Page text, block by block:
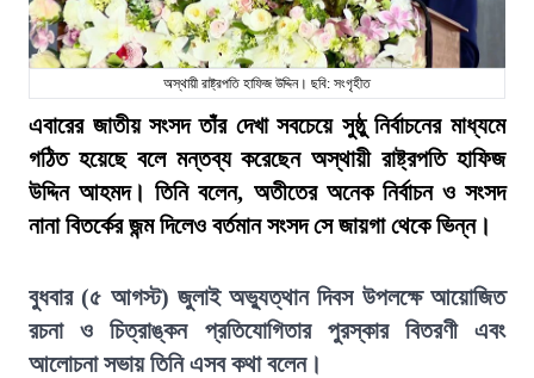
অস্থায়ী রাষ্ট্রপতি হাফিজ উদ্দিন। ছবি: সংগৃহীত
এবারের জাতীয় সংসদ তাঁর দেখা সবচেয়ে সুষ্ঠু নির্বাচনের মাধ্যমে
গঠিত হয়েছে বলে মন্তব্য করেছেন অস্থায়ী রাষ্ট্রপতি হাফিজ
উদ্দিন আহমদ। তিনি বলেন, অতীতের অনেক নির্বাচন ও সংসদ
নানা বিতর্কের জন্ম দিলেও বর্তমান সংসদ সে জায়গা থেকে ভিন্ন।
বুধবার (৫ আগস্ট) জুলাই অভ্যুত্থান দিবস উপলক্ষে আয়োজিত
রচনা ও চিত্রাঙ্কন প্রতিযোগিতার পুরস্কার বিতরণী এবং
আলোচনা সভায় তিনি এসব কথা বলেন।